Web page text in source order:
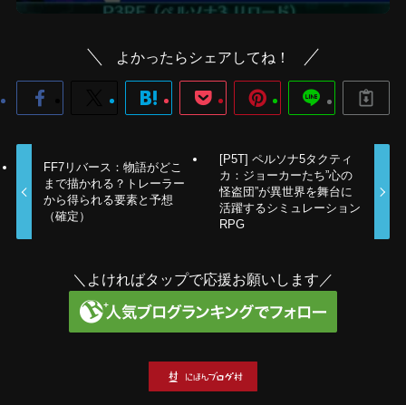
よかったらシェアしてね！
FF7リバース：物語がどこ
まで描かれる？トレーラー
から得られる要素と予想
（確定）
[P5T] ペルソナ5タクティ
カ：ジョーカーたち”心の
怪盗団”が異世界を舞台に
活躍するシミュレーション
RPG
＼よければタップで応援お願いします／